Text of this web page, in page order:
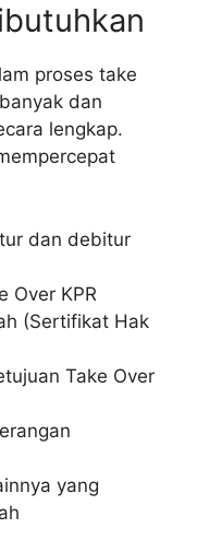
proses take
dan
lengkap.
dan debitur
Over KPR
(Sertifikat Hak
Take Over
yang